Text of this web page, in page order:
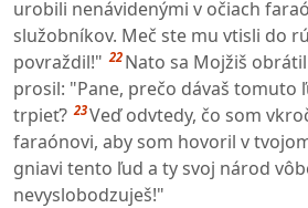
urobili nenávidenými v očiach
služobníkov. Meč ste mu vtisli do
povraždil!" 22 Nato sa Mojžiš
prosil: "Pane, prečo dávaš tomuto
trpieť? 23Veď odvtedy, čo som
faraónovi, aby som hovoril v
gniavi tento ľud a ty svoj národ
nevyslobodzuješ!"